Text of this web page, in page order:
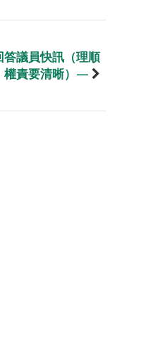
議員快訊（理順
責要清晰）—